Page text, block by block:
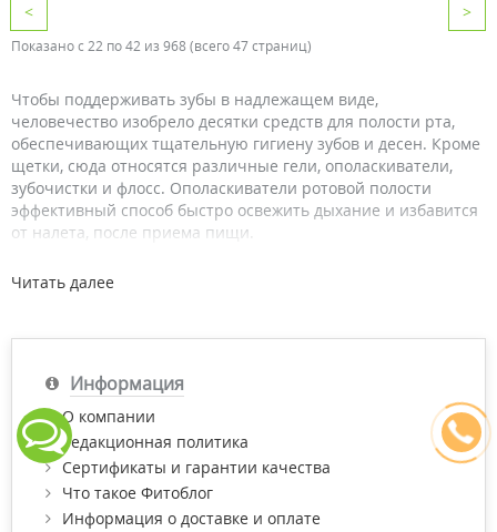
< >
Показано с 22 по 42 из 968 (всего 47 страниц)
Чтобы поддерживать зубы в надлежащем виде,
человечество изобрело десятки средств для полости рта,
обеспечивающих тщательную гигиену зубов и десен. Кроме
щетки, сюда относятся различные гели, ополаскиватели,
зубочистки и флосс. Ополаскиватели ротовой полости
эффективный способ быстро освежить дыхание и избавится
от налета, после приема пищи.
Виды ополаскивателей для рта
регулярно подтверждают, что использование
положительно сказывается на состоянии ротовой полости.
Потребителю доступны разнообразные ополаскиватели в
зависимости от предпочтений и потребностей:
лечебные — для восстановления эмали, профилактики
зубного камня и гингивита;
антибактериальные, отбеливающие и освежающие;
Читать далее
Информация
О компании
Редакционная политика
Сертификаты и гарантии качества
Что такое Фитоблог
Информация о доставке и оплате